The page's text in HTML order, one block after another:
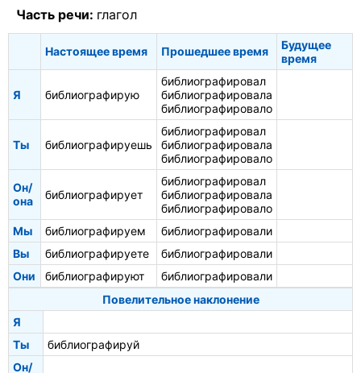
Часть речи: глагол
Настоящее время Прошедшее время
Будущее
время
Я библиографирую
библиографировал
библиографировала
библиографировало
Ты библиографируешь
библиографировал
библиографировала
библиографировало
Он/
она
библиографирует
библиографировал
библиографировала
библиографировало
Мы
библиографируем
библиографировали
Вы
библиографируете
библиографировали
Они
библиографируют
библиографировали
Повелительное наклонение
Я
Ты
библиографируй
Он/